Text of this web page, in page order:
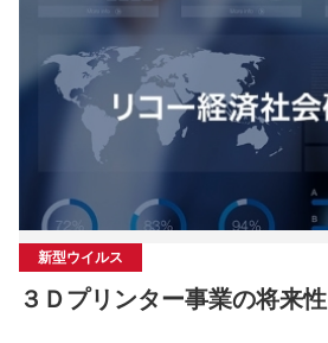
新型ウイルス
３Ｄプリンター事業の将来性